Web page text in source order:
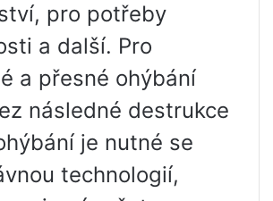
pro potřeby
a další. Pro
a přesné ohýbání
následné destrukce
je nutné se
technologií,